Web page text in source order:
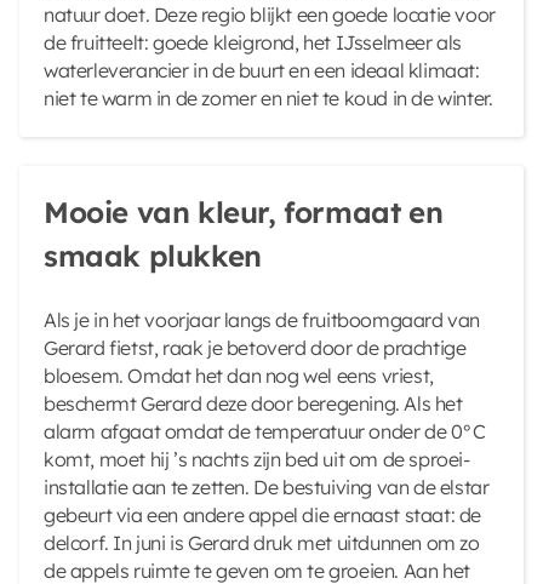
natuur doet. Deze regio blijkt een goede locatie voor
de fruitteelt: goede kleigrond, het IJsselmeer als
waterleverancier in de buurt en een ideaal klimaat:
niet te warm in de zomer en niet te koud in de winter.
Mooie van kleur, formaat en
smaak plukken
Als je in het voorjaar langs de fruitboomgaard van
Gerard fietst, raak je betoverd door de prachtige
bloesem. Omdat het dan nog wel eens vriest,
beschermt Gerard deze door beregening. Als het
alarm afgaat omdat de temperatuur onder de 0°C
komt, moet hij ’s nachts zijn bed uit om de sproei-
installatie aan te zetten. De bestuiving van de elstar
gebeurt via een andere appel die ernaast staat: de
delcorf. In juni is Gerard druk met uitdunnen om zo
de appels ruimte te geven om te groeien. Aan het